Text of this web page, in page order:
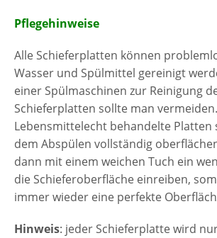
Pflegehinweise
Alle Schieferplatten können
Wasser und Spülmittel gereinigt
einer Spülmaschinen zur Reinigung
Schieferplatten sollte man vermeiden.
Lebensmittelecht behandelte Platten
dem Abspülen vollständig
dann mit einem weichen Tuch ein
die Schieferoberfläche einreiben,
immer wieder eine perfekte
Hinweis: jeder Schieferplatte wird